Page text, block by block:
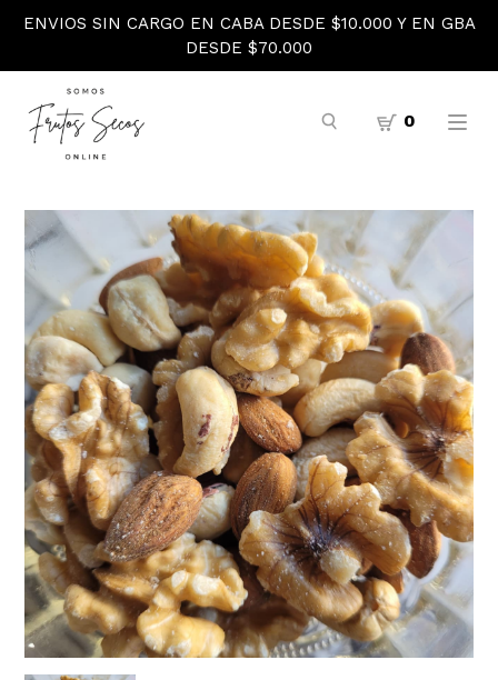
ENVIOS SIN CARGO EN CABA DESDE $10.000 Y EN GBA
DESDE $70.000
0